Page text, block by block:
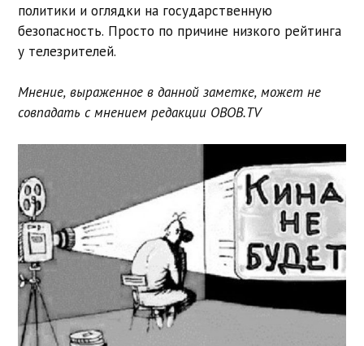
политики и оглядки на государственную
безопасность. Просто по причине низкого рейтинга
у телезрителей.
Мнение, выраженное в данной заметке, может не
совпадать с мнением редакции OBOB.TV